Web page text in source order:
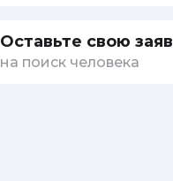
Оставьте свою
на поиск человека